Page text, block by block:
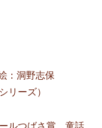
：洞野志保
リーズ）
ルつばさ賞 童話